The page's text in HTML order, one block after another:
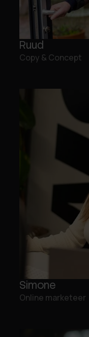
Ruud
Copy & Concept
Simone
Online marketeer